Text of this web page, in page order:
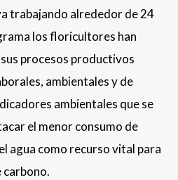
trabajando alrededor de 24
los floricultores han
procesos productivos
ambientales y de
ambientales que se
el menor consumo de
agua como recurso vital para
carbono.